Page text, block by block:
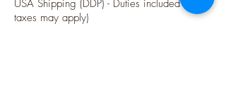
USA Shipping (DDP) - Duties included (Local
taxes may apply)